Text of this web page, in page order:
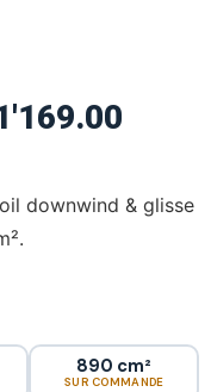
downwind & glisse
890 cm²
SUR COMMANDE